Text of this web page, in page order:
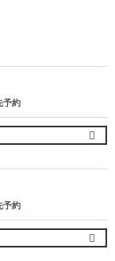
予約
予約